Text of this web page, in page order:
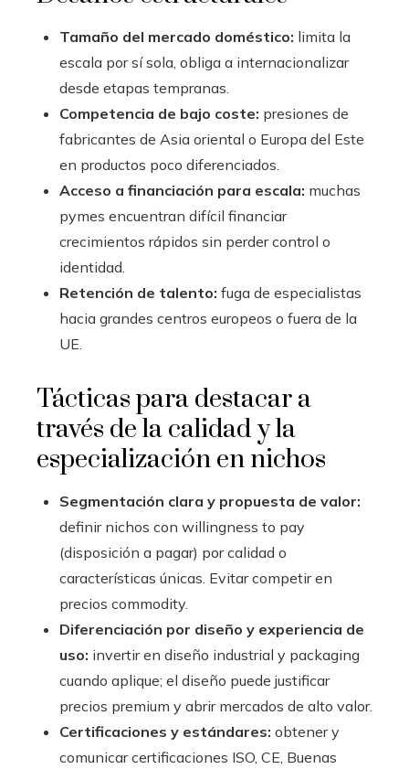
Tamaño del mercado doméstico: limita la
escala por sí sola, obliga a internacionalizar
desde etapas tempranas.
Competencia de bajo coste: presiones de
fabricantes de Asia oriental o Europa del Este
en productos poco diferenciados.
Acceso a financiación para escala: muchas
pymes encuentran difícil financiar
crecimientos rápidos sin perder control o
identidad.
Retención de talento: fuga de especialistas
hacia grandes centros europeos o fuera de la
UE.
Tácticas para destacar a
través de la calidad y la
especialización en nichos
Segmentación clara y propuesta de valor:
definir nichos con willingness to pay
(disposición a pagar) por calidad o
características únicas. Evitar competir en
precios commodity.
Diferenciación por diseño y experiencia de
uso: invertir en diseño industrial y packaging
cuando aplique; el diseño puede justificar
precios premium y abrir mercados de alto valor.
Certificaciones y estándares: obtener y
comunicar certificaciones ISO, CE, Buenas